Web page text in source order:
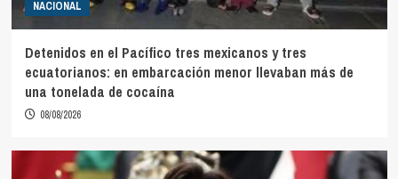
NACIONAL
Detenidos en el Pacífico tres mexicanos y tres
ecuatorianos: en embarcación menor llevaban más de
una tonelada de cocaína
08/08/2026